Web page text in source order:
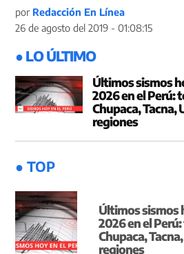
por Redacción En Línea
26 de agosto del 2019 - 01:08:15
● LO ÚLTIMO
Últimos sismos
2026 en el Perú:
Chupaca, Tacna,
regiones
● TOP
Últimos sismos
2026 en el
Chupaca,
regiones